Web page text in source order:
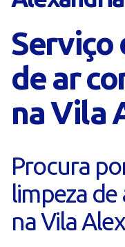
Serviço
de ar
na Vila
Procura
limpeza
na Vila